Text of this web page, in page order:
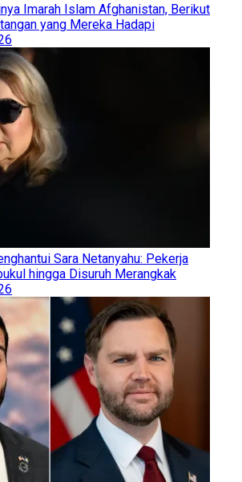
Imarah Islam Afghanistan, Berikut
yang Mereka Hadapi
Sara Netanyahu: Pekerja
hingga Disuruh Merangkak